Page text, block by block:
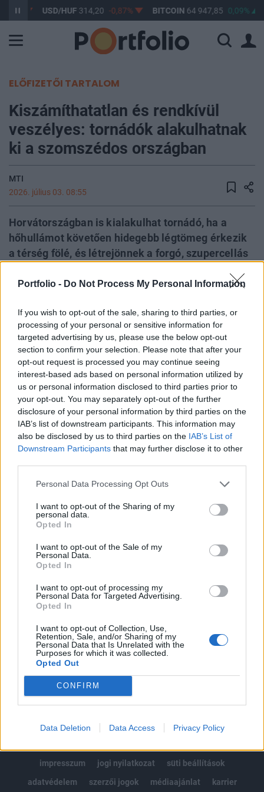
Portfolio - Do Not Process My Personal Information
If you wish to opt-out of the sale, sharing to third parties, or
processing of your personal or sensitive information for
targeted advertising by us, please use the below opt-out
section to confirm your selection. Please note that after your
opt-out request is processed you may continue seeing
interest-based ads based on personal information utilized by
us or personal information disclosed to third parties prior to
your opt-out. You may separately opt-out of the further
disclosure of your personal information by third parties on the
IAB’s list of downstream participants. This information may
also be disclosed by us to third parties on the IAB’s List of
Downstream Participants that may further disclose it to other
Personal Data Processing Opt Outs
I want to opt-out of the Sharing of my
personal data.
Opted In
I want to opt-out of the Sale of my
Personal Data.
Opted In
I want to opt-out of processing my
Personal Data for Targeted Advertising.
Opted In
I want to opt-out of Collection, Use,
Retention, Sale, and/or Sharing of my
Personal Data that Is Unrelated with the
Purposes for which it was collected.
Opted Out
CONFIRM
Data Deletion Data Access Privacy Policy
USD/HUF314,20 -0,87% BITCOIN64 947,85 0,09%
ELŐFIZETŐI TARTALOM
Kiszámíthatatlan és rendkívül
veszélyes: tornádók alakulhatnak
ki a szomszédos országban
MTI
2026. július 03. 08:55
Horvátországban is kialakulhat tornádó, ha a
hőhullámot követően hidegebb légtömeg érkezik
a térség fölé, és létrejönnek a forgó, szupercellás
ismeretlen az országban - írta pénteken az N1
hivatkozva.
A cikk szerint tornádó nemcsak az Egyesült Államokban,
hanem minden olyan térségben kialakulhat, ahol
megfelelőek a légköri feltételek. Horvátországban ez
elsősorban a nyári hónapokban fordulhat elő, amikor a
hőség és a nedvesség mellett hidegebb levegő érkezése
erős légköri instabilitást okozhat. A meteorológusok
ugyanakkor hangsúlyozzák: tornádót több nappal nem...
KEDVES OLVASÓNK!
A keresett cikk a portfolio.hu hírarchívumához
regisztrációhoz kötött.
Portfolio.hu teljes cikkarchívum
Kötéslisták: BÉT elmúlt 2 év napon belüli
MÁR ELŐFIZETŐNK VAGY?BEJELENTKEZÉS
impresszum
jogi nyilatkozat
süti beállítások
adatvédelem
szerzői jogok médiaajánlat karrier